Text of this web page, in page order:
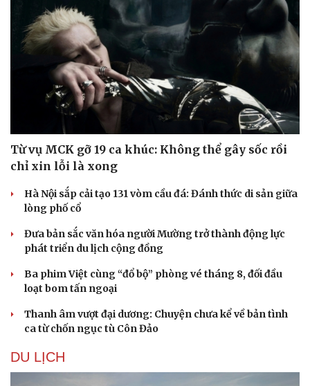
Từ vụ MCK gỡ 19 ca khúc: Không thể gây sốc rồi
chỉ xin lỗi là xong
Hà Nội sắp cải tạo 131 vòm cầu đá: Đánh thức di sản giữa
lòng phố cổ
Đưa bản sắc văn hóa người Mường trở thành động lực
phát triển du lịch cộng đồng
Ba phim Việt cùng “đổ bộ” phòng vé tháng 8, đối đầu
loạt bom tấn ngoại
Thanh âm vượt đại dương: Chuyện chưa kể về bản tình
ca từ chốn ngục tù Côn Đảo
DU LỊCH